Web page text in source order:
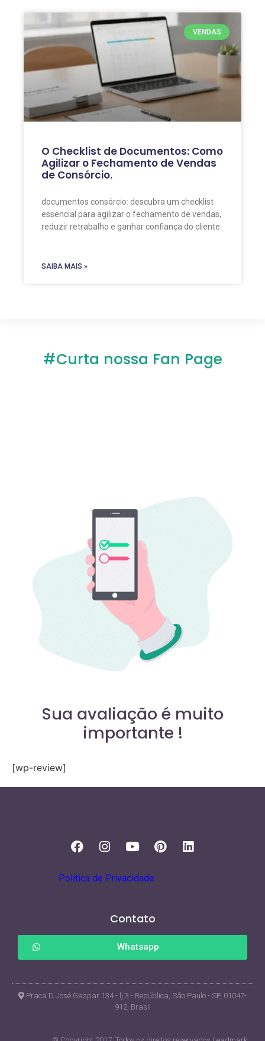
VENDAS
O Checklist de Documentos: Como
Agilizar o Fechamento de Vendas
de Consórcio.
documentos consórcio: descubra um checklist
essencial para agilizar o fechamento de vendas,
reduzir retrabalho e ganhar confiança do cliente.
SAIBA MAIS »
#Curta nossa Fan Page
Sua avaliação é muito
importante !
[wp-review]
Política de Privacidade
Contato
Whatsapp
Praca D José Gaspar 134 - lj 3 - República, São Paulo - SP, 01047-
912, Brasil